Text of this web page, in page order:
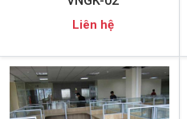
Liên hệ